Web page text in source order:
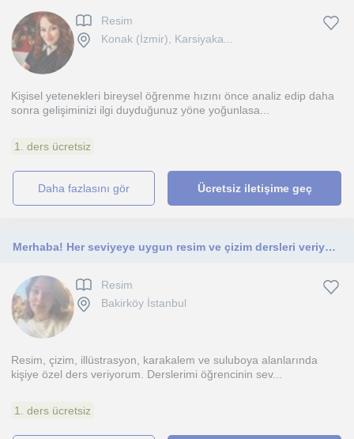
Resim
Konak (İzmir), Karsiyaka...
Kişisel yetenekleri bireysel öğrenme hızını önce analiz edip daha
sonra gelişiminizi ilgi duyduğunuz yöne yoğunlasa...
1. ders ücretsiz
daha fazlasını gör Ücretsiz iletişime geç
Merhaba! Her seviyeye uygun resim ve çizim dersleri veriyorum.
Resim
Bakirköy İstanbul
Resim, çizim, illüstrasyon, karakalem ve suluboya alanlarında
kişiye özel ders veriyorum. Derslerimi öğrencinin sev...
1. ders ücretsiz